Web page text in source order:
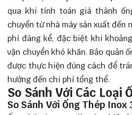
qua khi tính toán giá thành
chuyển từ nhà máy sản xuất
phí đáng kể, đặc biệt khi
vận chuyển khó khăn. Bảo quản
được thực hiện đúng cách để
hưởng đến chi phí tổng thể.
So Sánh Với Các Loại
So Sánh Với Ống Thép Inox